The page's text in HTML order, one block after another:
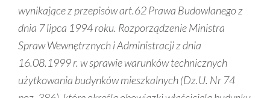
wynikające z przepisów art.62 Prawa Budowlanego z
dnia 7 lipca 1994 roku. Rozporządzenie Ministra
Spraw Wewnętrznych i Administracji z dnia
16.08.1999 r. w sprawie warunków technicznych
użytkowania budynków mieszkalnych (Dz.U. Nr 74